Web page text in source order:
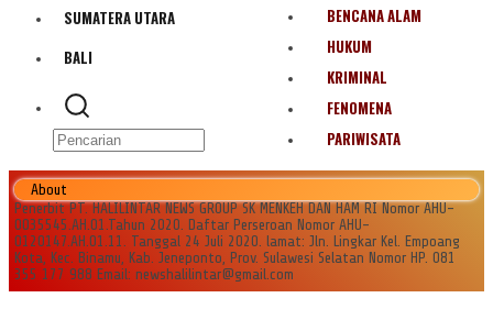
SUMATERA UTARA
BALI
BENCANA ALAM
HUKUM
KRIMINAL
FENOMENA
PARIWISATA
About
Penerbit PT. HALILINTAR NEWS GROUP SK MENKEH DAN HAM RI Nomor AHU-
0035545.AH.01.Tahun 2020. Daftar Perseroan Nomor AHU-
0120147.AH.01.11. Tanggal 24 Juli 2020. lamat: Jln. Lingkar Kel. Empoang
Kota, Kec. Binamu, Kab. Jeneponto, Prov. Sulawesi Selatan Nomor HP. 081
355 177 988 Email: newshalilintar@gmail.com